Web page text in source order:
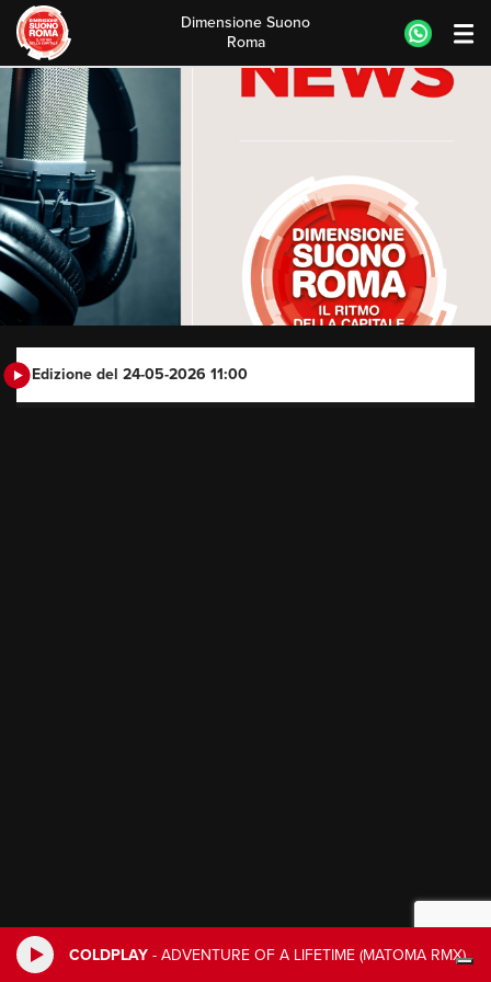
COLDPLAY - ADVENTURE OF A LIFETIME (MATOMA RMX)
Skip
to
content
Dimensione Suono
Roma
Edizione del 24-05-2026 11:00